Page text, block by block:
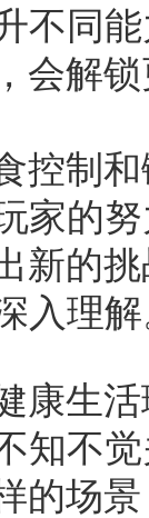
不同
会解
控制
家的
新的
入理
康生
知不
的场